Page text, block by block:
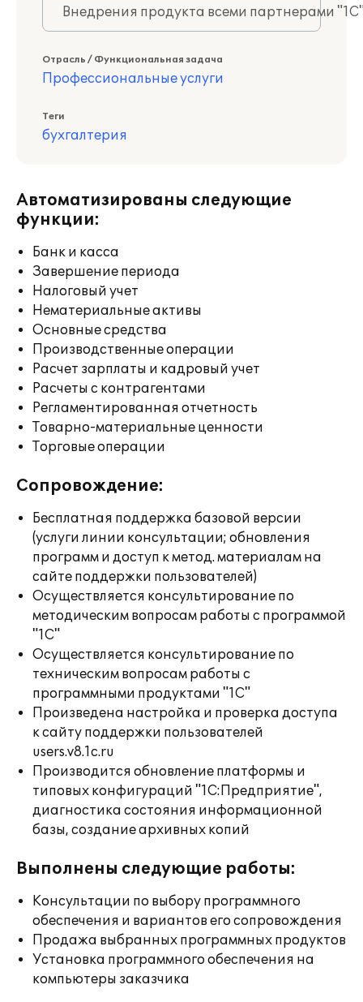
Внедрения продукта всеми партнерами
Отрасль / Функциональная задача
Профессиональные услуги
Теги
бухгалтерия
Автоматизированы следующие
функции:
Банк и касса
Завершение периода
Налоговый учет
Нематериальные активы
Основные средства
Производственные операции
Расчет зарплаты и кадровый учет
Расчеты с контрагентами
Регламентированная отчетность
Товарно-материальные ценности
Торговые операции
Сопровождение:
Бесплатная поддержка базовой версии
(услуги линии консультации; обновления
программ и доступ к метод. материалам на
сайте поддержки пользователей)
Осуществляется консультирование по
методическим вопросам работы с программой
"1С"
Осуществляется консультирование по
техническим вопросам работы с
программными продуктами "1С"
Произведена настройка и проверка доступа
к сайту поддержки пользователей
users.v8.1c.ru
Производится обновление платформы и
типовых конфигураций "1С:Предприятие",
диагностика состояния информационной
базы, создание архивных копий
Выполнены следующие работы:
Консультации по выбору программного
обеспечения и вариантов его сопровождения
Продажа выбранных программных продуктов
Установка программного обеспечения на
компьютеры заказчика